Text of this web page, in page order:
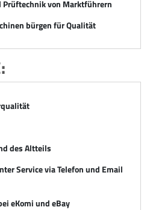
Prüftechnik von Marktführern
bürgen für Qualität
des Altteils
Service via Telefon und Email
eKomi und eBay